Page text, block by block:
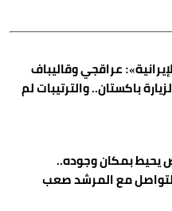
عراقجي وقاليباف
باكستان.. والترتيبات لم
بمكان وجوده..
مع المرشد صعب